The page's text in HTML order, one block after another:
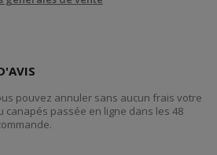
pouvez annuler sans aucun frais votre
canapés passée en ligne dans les 48